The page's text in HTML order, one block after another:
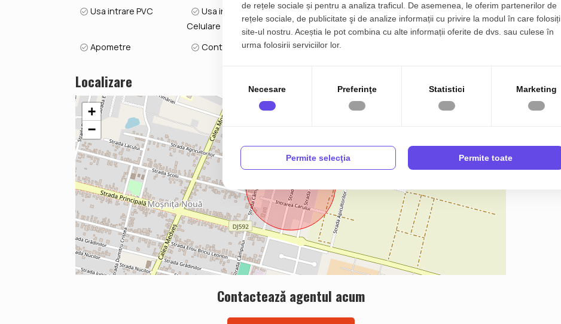
Usa intrare PVC
Usa interior
Celulare
Bucatarie
Nemobilata
Bucatarie
Neutilata
Apometre
Contor gaz Nemobilat
Localizare
+
−
Contacteazǎ agentul acum
de rețele sociale și pentru a analiza traficul. De asemenea, le oferim partenerilor de
rețele sociale, de publicitate şi de analize informații cu privire la modul în care folosiți
site-ul nostru. Aceștia le pot combina cu alte informații oferite de dvs. sau culese în
urma folosirii serviciilor lor.
Necesare Preferinţe Statistici Marketing
Permite selecţia Permite toate